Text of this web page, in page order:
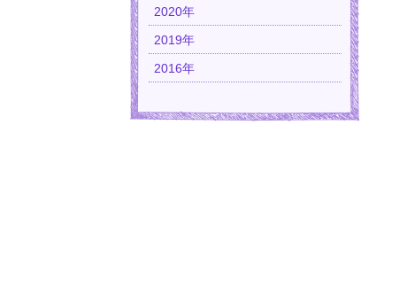
2020年
2019年
2016年